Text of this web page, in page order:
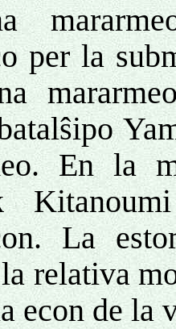
per la
En la
La
relativa
econ de la